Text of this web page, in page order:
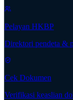
Pelayan HKBP
Direktori pendeta &
Cek Dokumen
Verifikasi keaslian